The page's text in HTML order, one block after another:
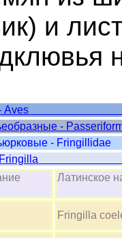
и
- Fringillidae
Fringilla